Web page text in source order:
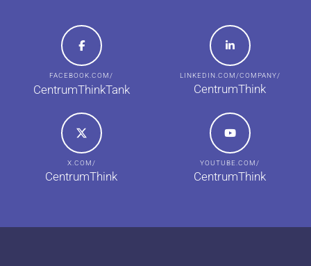
FACEBOOK.COM/
CentrumThinkTank
LINKEDIN.COM/COMPANY/
CentrumThink
X.COM/
CentrumThink
YOUTUBE.COM/
CentrumThink